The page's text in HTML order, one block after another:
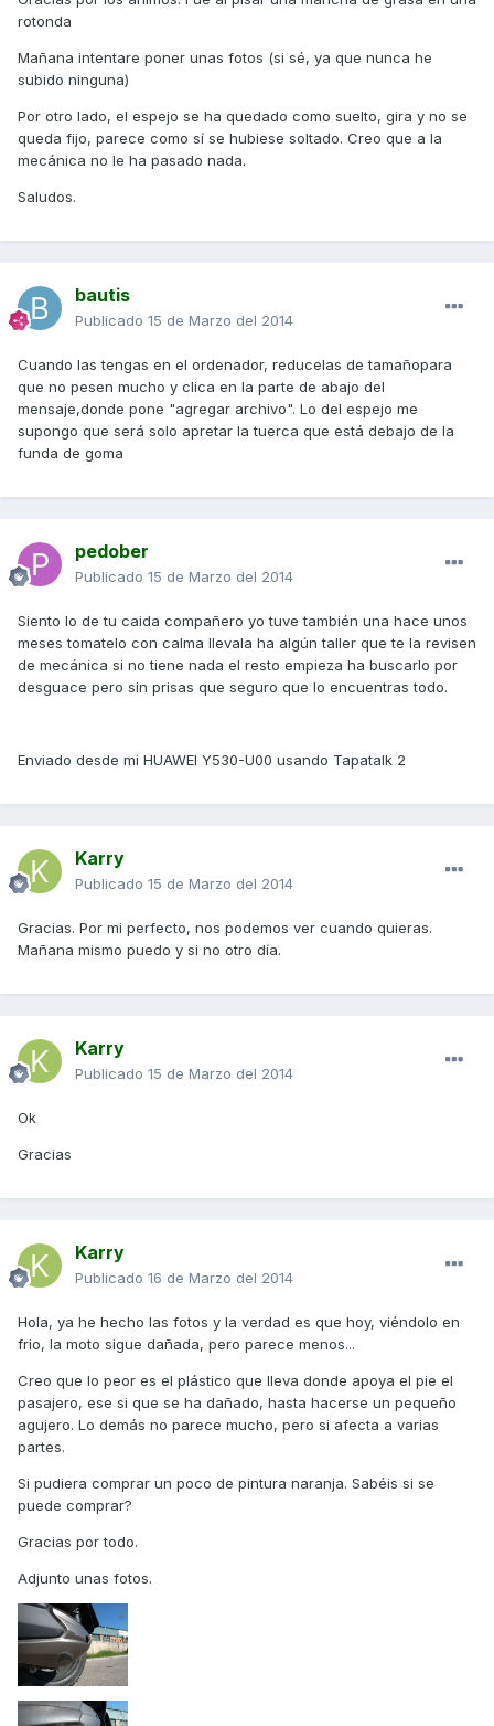
rotonda
Mañana intentare poner unas fotos (si sé, ya que nunca he
subido ninguna)
Por otro lado, el espejo se ha quedado como suelto, gira y no se
queda fijo, parece como sí se hubiese soltado. Creo que a la
mecánica no le ha pasado nada.
Saludos.
bautis
Publicado 15 de Marzo del 2014
Cuando las tengas en el ordenador, reducelas de tamañopara
que no pesen mucho y clica en la parte de abajo del
mensaje,donde pone "agregar archivo". Lo del espejo me
supongo que será solo apretar la tuerca que está debajo de la
funda de goma
pedober
Publicado 15 de Marzo del 2014
Siento lo de tu caida compañero yo tuve también una hace unos
meses tomatelo con calma llevala ha algún taller que te la revisen
de mecánica si no tiene nada el resto empieza ha buscarlo por
desguace pero sin prisas que seguro que lo encuentras todo.
Enviado desde mi HUAWEI Y530-U00 usando Tapatalk 2
Karry
Publicado 15 de Marzo del 2014
Gracias. Por mi perfecto, nos podemos ver cuando quieras.
Mañana mismo puedo y si no otro día.
Karry
Publicado 15 de Marzo del 2014
Ok
Gracias
Karry
Publicado 16 de Marzo del 2014
Hola, ya he hecho las fotos y la verdad es que hoy, viéndolo en
frio, la moto sigue dañada, pero parece menos...
Creo que lo peor es el plástico que lleva donde apoya el pie el
pasajero, ese si que se ha dañado, hasta hacerse un pequeño
agujero. Lo demás no parece mucho, pero si afecta a varias
partes.
Si pudiera comprar un poco de pintura naranja. Sabéis si se
puede comprar?
Gracias por todo.
Adjunto unas fotos.